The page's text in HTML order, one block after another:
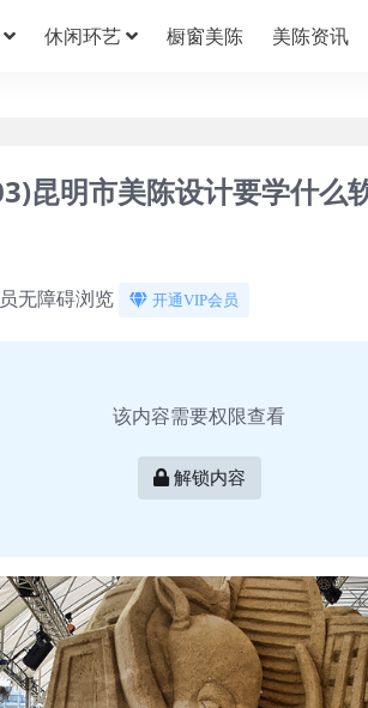
休闲环艺 橱窗美陈 美陈资讯
昆明市美陈设计要学什么
无障碍浏览 开通VIP会员
该内容需要权限查看
解锁内容